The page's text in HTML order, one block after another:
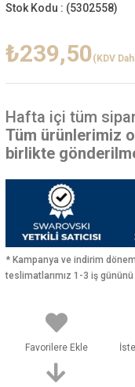
Stok Kodu : (5302558)
₺239,50 (KDV
Hafta içi tüm
Tüm ürünlerimiz
birlikte
* Kampanya ve indirim
teslimatlarımız 1-3 iş gününü
Favorilere Ekle